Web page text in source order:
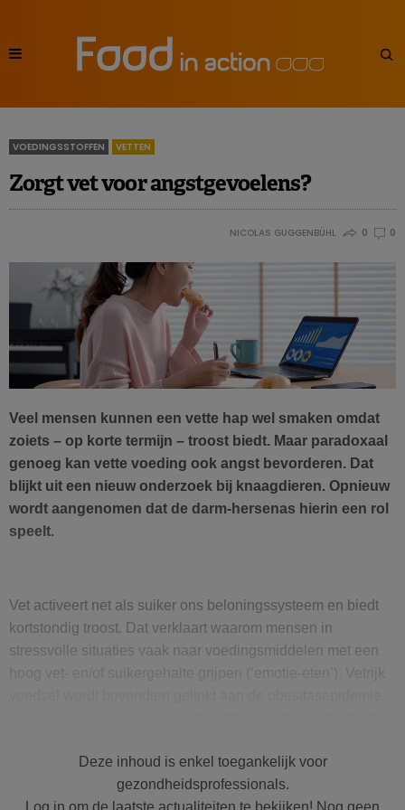
VOEDINGSSTOFFEN VETTEN
Zorgt vet voor angstgevoelens?
NICOLAS GUGGENBÜHL 0 0
Veel mensen kunnen een vette hap wel smaken omdat
zoiets – op korte termijn – troost biedt. Maar paradoxaal
genoeg kan vette voeding ook angst bevorderen. Dat
blijkt uit een nieuw onderzoek bij knaagdieren. Opnieuw
wordt aangenomen dat de darm-hersenas hierin een rol
speelt.
Vet activeert net als suiker ons beloningssysteem en biedt
kortstondig troost. Dat verklaart waarom mensen in
stressvolle situaties vaak naar voedingsmiddelen met een
hand in hand gaan – én steeds vaker voorkomen in onze
moderne stedelijke samenlevingen. Dierstudies hebben
Deze inhoud is enkel toegankelijk voor
gezondheidsprofessionals.
Log in om de laatste actualiteiten te bekijken! Nog geen